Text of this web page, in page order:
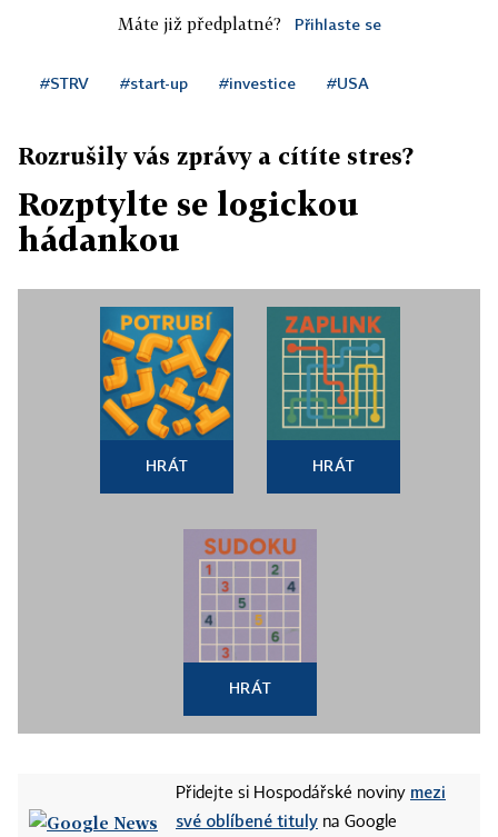
Máte již předplatné? Přihlaste se
#STRV #start-up #investice #USA
Rozrušily vás zprávy a cítíte stres?
Rozptylte se logickou
hádankou
HRÁT HRÁT
HRÁT
Přidejte si Hospodářské noviny mezi
své oblíbené tituly na Google